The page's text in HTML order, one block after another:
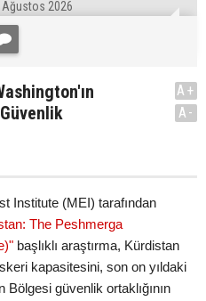
Ağustos 2026
A+
A-
Institute (MEI) tarafından
The Peshmerga
başlıklı araştırma, Kürdistan
kapasitesini, son on yıldaki
Bölgesi güvenlik ortaklığının